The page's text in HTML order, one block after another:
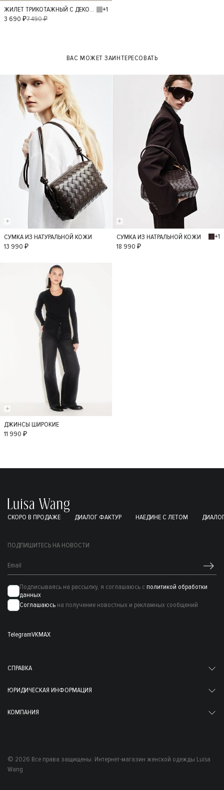
S L
ЖИЛЕТ ТРИКОТАЖНЫЙ С ДЕКОРАТИВНЫМИ ПУГОВИЦАМИ
+1
3 690 ₽7 490 ₽
ВАС МОЖЕТ ЗАИНТЕРЕСОВАТЬ
S
СУМКА ИЗ НАТУРАЛЬНОЙ КОЖИ
13 990 ₽
S
СУМКА ИЗ НАТРАЛЬНОЙ КОЖИ
+1
18 990 ₽
36
ДЖИНСЫ ШИРОКИЕ
11 990 ₽
СКОРО В ПРОДАЖЕ ДИАЛОГ ФАКТУР НАЕДИНЕ С ЛЕТОМ
ПОДПИШИТЕСЬ НА НОВОСТИ
Подписываясь на рассылку, я соглашаюсь с политикой обработки
данных
Соглашаюсь на получение новостных и рекламных сообщений
TelegramVKMAX
СПРАВКА
ЮРИДИЧЕСКАЯ ИНФОРМАЦИЯ
КОМПАНИЯ
© 2026 Все права защищены. Интернет-магазин женской одежды Luisa
Wang